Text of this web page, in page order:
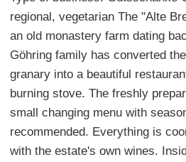
regional, vegetarian The "Alte
an old monastery farm dating
Göhring family has converted
granary into a beautiful
burning stove. The freshly
small changing menu with
recommended. Everything is
with the estate's own wines.